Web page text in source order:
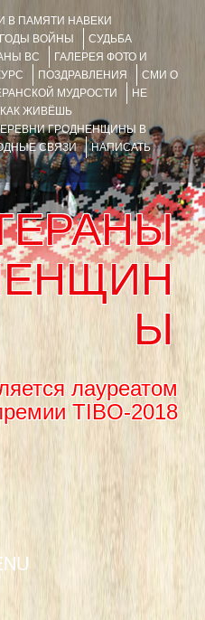
И В ПАМЯТИ НАВЕКИ
ВОЙНЫ
СУДЬБА
ВС
ГАЛЕРЕЯ ФОТО И
ПОЗДРАВЛЕНИЯ
СМИ О
МУДРОСТИ
НЕ
КАК ЖИВЁШЬ
ГРОДНЕНЩИНЫ В
СВЯЗИ
НАПИСАТЬ
Ы
лауреатом
TIBO-2018